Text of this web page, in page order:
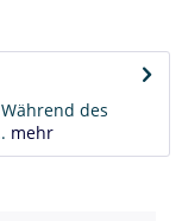
des
mehr